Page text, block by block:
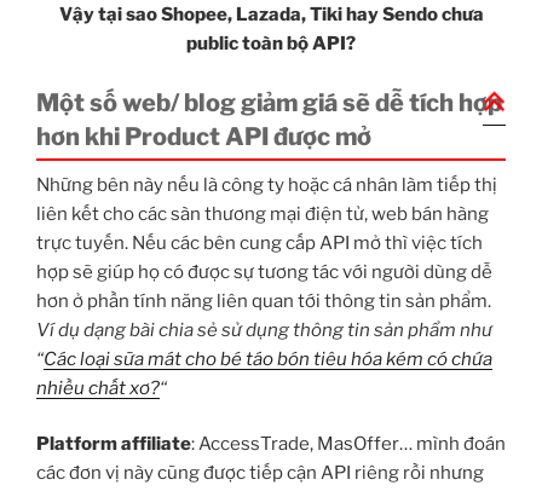
Vậy tại sao Shopee, Lazada, Tiki hay Sendo chưa
public toàn bộ API?
Một số web/ blog giảm giá sẽ dễ tích hợp
hơn khi Product API được mở
Những bên này nếu là công ty hoặc cá nhân làm tiếp thị
liên kết cho các sàn thương mại điện tử, web bán hàng
trực tuyến. Nếu các bên cung cấp API mở thì việc tích
hợp sẽ giúp họ có được sự tương tác với người dùng dễ
hơn ở phần tính năng liên quan tới thông tin sản phẩm.
Ví dụ dạng bài chia sẻ sử dụng thông tin sản phẩm như
“Các loại sữa mát cho bé táo bón tiêu hóa kém có chứa
nhiều chất xơ?“
Platform affiliate: AccessTrade, MasOffer… mình đoán
các đơn vị này cũng được tiếp cận API riêng rồi nhưng